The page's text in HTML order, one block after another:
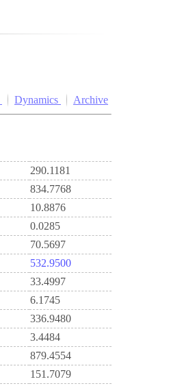
Dynamics Archive
290.1181
834.7768
10.8876
0.0285
70.5697
532.9500
33.4997
6.1745
336.9480
3.4484
879.4554
151.7079